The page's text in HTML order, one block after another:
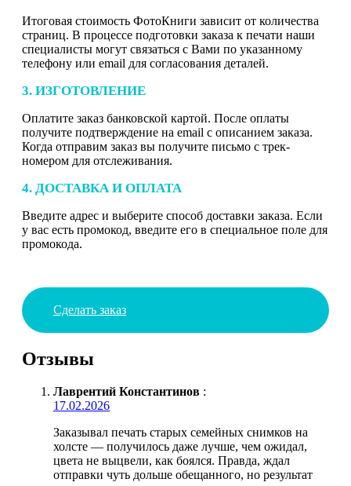
Итоговая стоимость ФотоКниги зависит от количества
страниц. В процессе подготовки заказа к печати наши
специалисты могут связаться с Вами по указанному
телефону или email для согласования деталей.
3. ИЗГОТОВЛЕНИЕ
Оплатите заказ банковской картой. После оплаты
получите подтверждение на email с описанием заказа.
Когда отправим заказ вы получите письмо с трек-
номером для отслеживания.
4. ДОСТАВКА И ОПЛАТА
Введите адрес и выберите способ доставки заказа. Если
у вас есть промокод, введите его в специальное поле для
промокода.
Сделать заказ
Отзывы
Лаврентий Константинов :
17.02.2026
Заказывал печать старых семейных снимков на
холсте — получилось даже лучше, чем ожидал,
цвета не выцвели, как боялся. Правда, ждал
отправки чуть дольше обещанного, но результат